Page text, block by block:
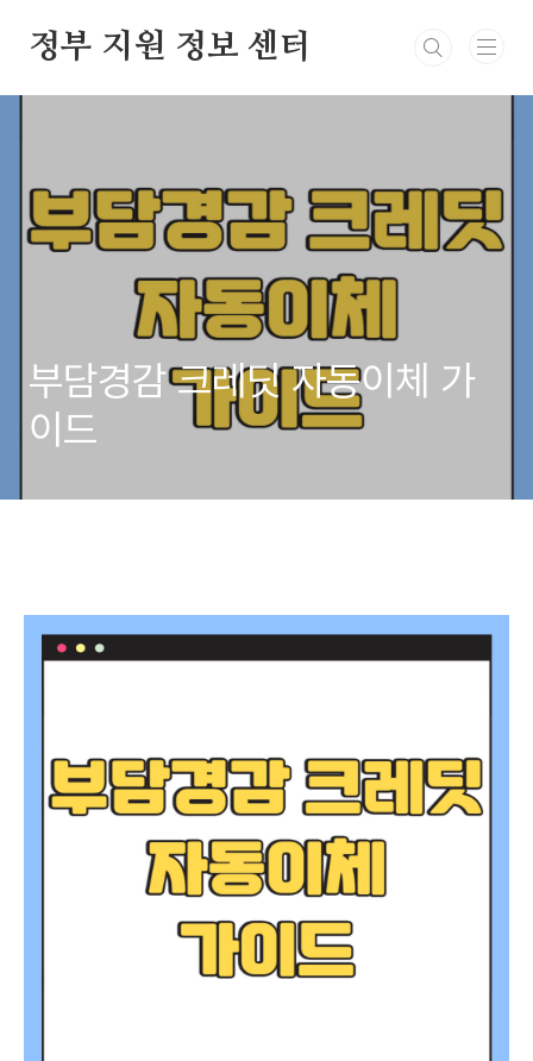
정부 지원 정보 센터
부담경감 크레딧 자동이체 가
이드